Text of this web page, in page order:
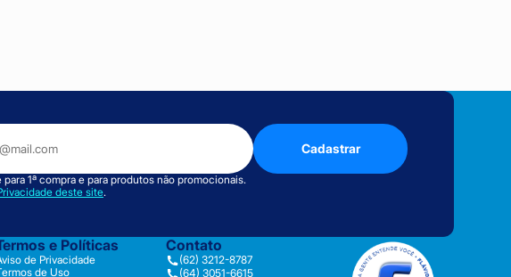
Cadastrar
1ª compra e para produtos não promocionais.
deste site.
e Políticas
de Privacidade
de Uso
Contato
(62) 3212-8787
(64) 3051-6615